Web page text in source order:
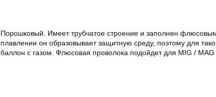
Порошковый. Имеет трубчатое строение и заполнен
плавлении он образовывает защитную среду, поэтому для
баллон с газом. Флюсовая проволока подойдет для MIG / MAG